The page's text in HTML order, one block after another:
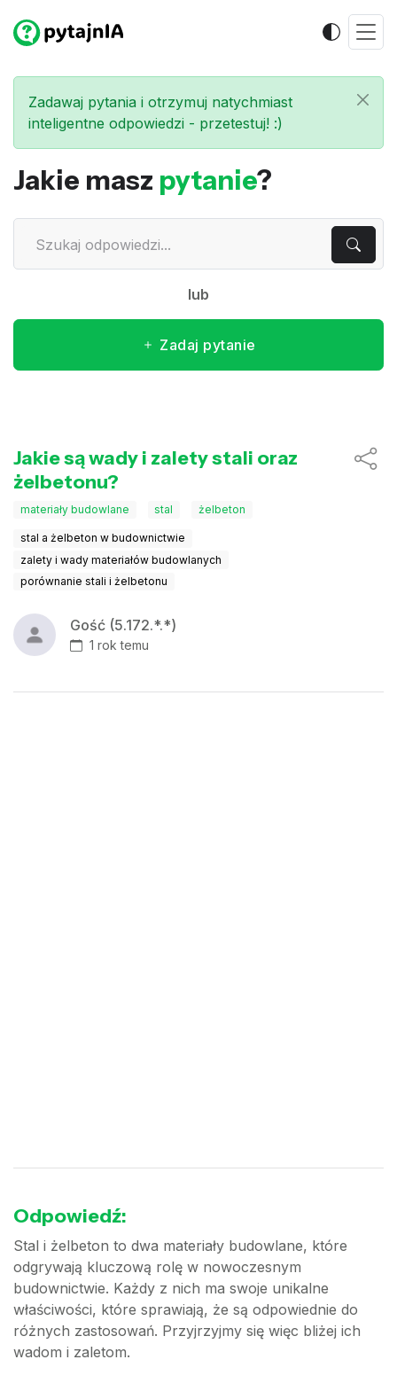
Zadawaj pytania i otrzymuj natychmiast
inteligentne odpowiedzi - przetestuj! :)
Jakie masz pytanie?
lub
Zadaj pytanie
Jakie są wady i zalety stali oraz
żelbetonu?
materiały budowlane stal żelbeton
stal a żelbeton w budownictwie
zalety i wady materiałów budowlanych
porównanie stali i żelbetonu
Gość (5.172.*.*)
1 rok temu
Odpowiedź:
Stal i żelbeton to dwa materiały budowlane, które
odgrywają kluczową rolę w nowoczesnym
budownictwie. Każdy z nich ma swoje unikalne
właściwości, które sprawiają, że są odpowiednie do
różnych zastosowań. Przyjrzyjmy się więc bliżej ich
wadom i zaletom.